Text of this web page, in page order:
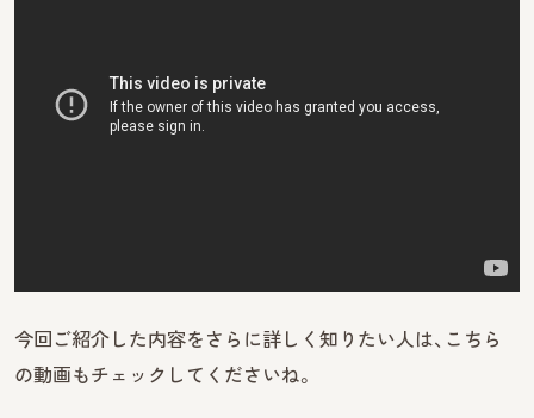
今回ご紹介した内容をさらに詳しく知りたい人は、こちら
の動画もチェックしてくださいね。